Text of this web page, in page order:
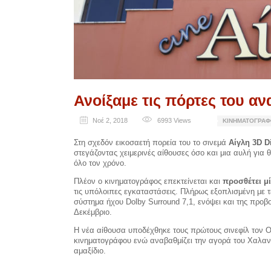
Ανοίξαμε τις πόρτες του
Νοέ 2, 2018 6993 Views
Στη σχεδόν εικοσαετή πορεία του το σινεμά Αίγλη 3D
στεγάζοντας χειμερινές αίθουσες όσο και μια αυλή
όλο τον χρόνο.
Πλέον ο κινηματογράφος επεκτείνεται και προσθέτει
τις υπόλοιπες εγκαταστάσεις. Πλήρως εξοπλισμένη με
σύστημα ήχου Dolby Surround 7,1, ενόψει και της
Δεκέμβριο.
Η νέα αίθουσα υποδέχθηκε τους πρώτους σινεφίλ τον
κινηματογράφου ενώ αναβαθμίζει την αγορά του
αμαξίδιο.